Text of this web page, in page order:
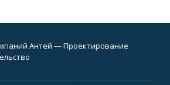
Антей — Проектирование